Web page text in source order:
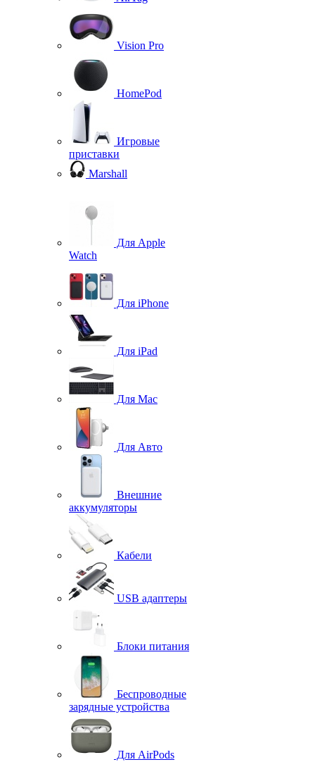
Vision Pro
HomePod
Игровые
приставки
Marshall
Для Apple
Watch
Для iPhone
Для iPad
Для Mac
Для Авто
Внешние
аккумуляторы
Кабели
USB адаптеры
Блоки питания
Беспроводные
зарядные устройства
Для AirPods